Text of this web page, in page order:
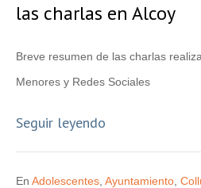
las charlas en Alcoy
Breve resumen de las charlas
Menores y Redes Sociales
Seguir leyendo
En Adolescentes Ayuntamiento